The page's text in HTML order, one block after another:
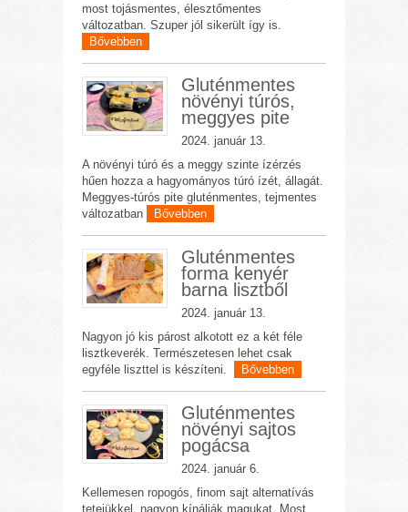
most tojásmentes, élesztőmentes
változatban. Szuper jól sikerült így is.
Bővebben
Gluténmentes
növényi túrós,
meggyes pite
2024. január 13.
A növényi túró és a meggy szinte ízérzés
hűen hozza a hagyományos túró ízét, állagát.
Meggyes-túrós pite gluténmentes, tejmentes
változatban
Bővebben
Gluténmentes
forma kenyér
barna lisztből
2024. január 13.
Nagyon jó kis párost alkotott ez a két féle
lisztkeverék. Természetesen lehet csak
egyféle liszttel is készíteni.
Bővebben
Gluténmentes
növényi sajtos
pogácsa
2024. január 6.
Kellemesen ropogós, finom sajt alternatívás
tetejükkel, nagyon kínálják magukat. Most